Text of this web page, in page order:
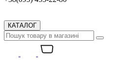
КАТАЛОГ